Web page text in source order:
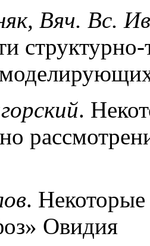
Вяч. Вс.
.
.
Овидия